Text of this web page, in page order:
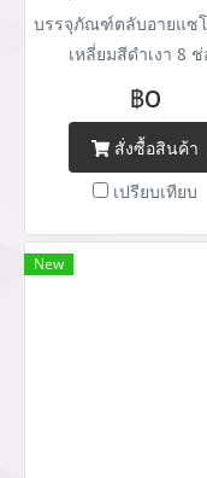
บรรจุภัณฑ์ตลับอายแซ
เหลี่ยมสีดำเงา 8 ช่
฿0
สั่งซื้อสินค้า
เปรียบเทียบ
New